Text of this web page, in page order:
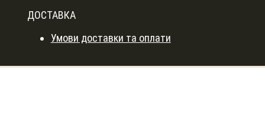
ДОСТАВКА
Умови доставки та оплати